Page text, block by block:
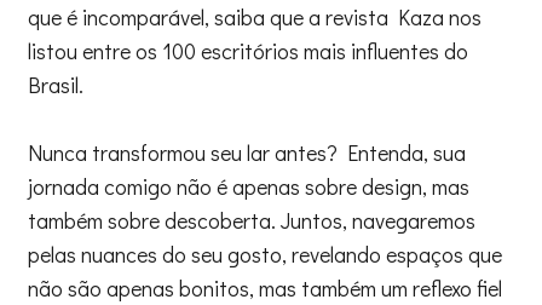
que é incomparável, saiba que a revista Kaza nos
listou entre os 100 escritórios mais influentes do
Brasil.
Nunca transformou seu lar antes? Entenda, sua
jornada comigo não é apenas sobre design, mas
também sobre descoberta. Juntos, navegaremos
pelas nuances do seu gosto, revelando espaços que
não são apenas bonitos, mas também um reflexo fiel